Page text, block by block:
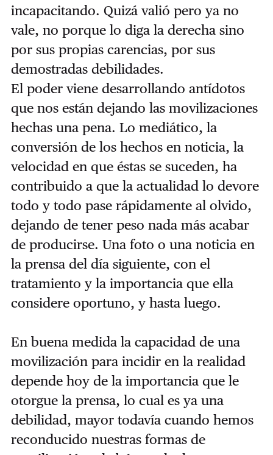
incapacitando. Quizá valió pero ya no
vale, no porque lo diga la derecha sino
por sus propias carencias, por sus
demostradas debilidades.
El poder viene desarrollando antídotos
que nos están dejando las movilizaciones
hechas una pena. Lo mediático, la
conversión de los hechos en noticia, la
velocidad en que éstas se suceden, ha
contribuido a que la actualidad lo devore
todo y todo pase rápidamente al olvido,
dejando de tener peso nada más acabar
de producirse. Una foto o una noticia en
la prensa del día siguiente, con el
tratamiento y la importancia que ella
considere oportuno, y hasta luego.
En buena medida la capacidad de una
movilización para incidir en la realidad
depende hoy de la importancia que le
otorgue la prensa, lo cual es ya una
debilidad, mayor todavía cuando hemos
reconducido nuestras formas de